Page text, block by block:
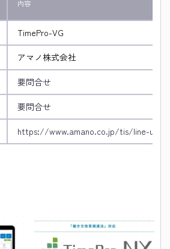
内容
TimePro-VG
アマノ株式会社
要問合せ
要問合せ
https://www.amano.co.jp/tis/line-up/